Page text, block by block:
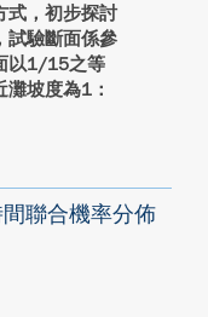
式，初步探討
試驗斷面係參
以1/15之等
坡度為1：
聯合機率分佈